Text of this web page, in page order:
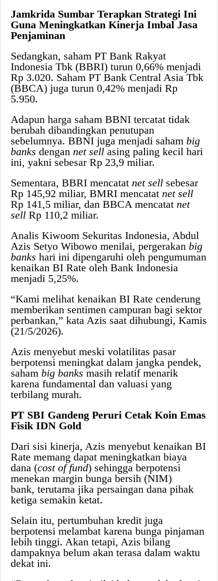
Jamkrida Sumbar Terapkan Strategi Ini
Guna Meningkatkan Kinerja Imbal Jasa
Penjaminan
Sedangkan, saham PT Bank Rakyat
Indonesia Tbk (BBRI) turun 0,66% menjadi
Rp 3.020. Saham PT Bank Central Asia Tbk
(BBCA) juga turun 0,42% menjadi Rp
5.950.
Adapun harga saham BBNI tercatat tidak
berubah dibandingkan penutupan
sebelumnya. BBNI juga menjadi saham big
banks dengannet sellasing paling kecil hari
ini, yakni sebesar Rp 23,9 miliar.
Sementara, BBRI mencatatnet sell sebesar
Rp 145,92 miliar, BMRI mencatat net sell
Rp 141,5 miliar, dan BBCA mencatat net
sellRp 110,2 miliar.
Analis Kiwoom Sekuritas Indonesia, Abdul
Azis Setyo Wibowo menilai, pergerakan big
banks hari ini dipengaruhi oleh pengumuman
kenaikan BI Rate oleh Bank Indonesia
menjadi 5,25%.
“Kami melihat kenaikan BI Rate cenderung
memberikan sentimen campuran bagi sektor
perbankan,” kata Azis saat dihubungi, Kamis
(21/5/2026).
Azis menyebut meski volatilitas pasar
berpotensi meningkat dalam jangka pendek,
saham big banks masih relatif menarik
karena fundamental dan valuasi yang
terbilang murah.
PT SBI Gandeng Peruri Cetak Koin Emas
Fisik IDN Gold
Dari sisi kinerja, Azis menyebut kenaikan BI
Rate memang dapat meningkatkan biaya
dana (cost of fund) sehingga berpotensi
menekan margin bunga bersih (NIM)
bank, terutama jika persaingan dana pihak
ketiga semakin ketat.
Selain itu, pertumbuhan kredit juga
berpotensi melambat karena bunga pinjaman
lebih tinggi. Akan tetapi, Azis bilang
dampaknya belum akan terasa dalam waktu
dekat ini.